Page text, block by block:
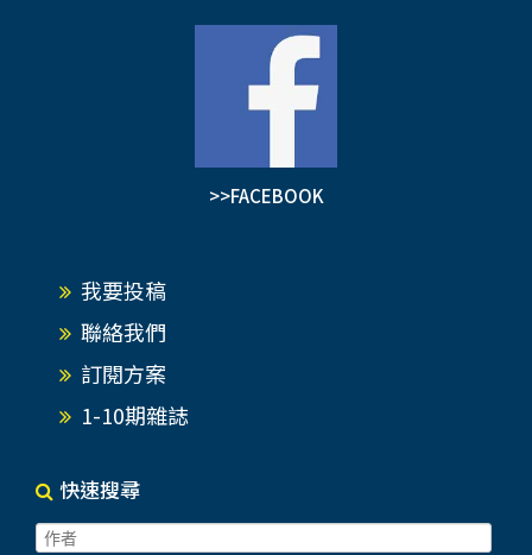
>>FACEBOOK
我要投稿
聯絡我們
訂閱方案
1-10期雜誌
快速搜尋